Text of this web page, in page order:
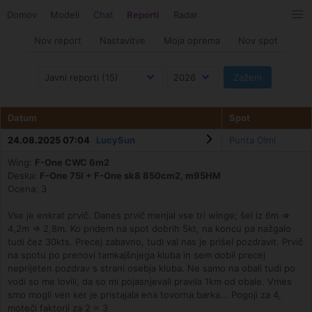
Domov Modeli Chat Reporti Radar
Nov report Nastavitve Moja oprema Nov spot
Datum
Spot
24.08.2025 07:04 LucySun
Punta Olmi
Wing: F-One CWC 6m2
Deska: F-One 75l + F-One sk8 850cm2, m95HM
Ocena: 3
Vse je enkrat prvič. Danes prvič menjal vse tri winge; šel iz 6m =>
4,2m => 2,8m. Ko pridem na spot dobrih 5kt, na koncu pa nažgalo
tudi čez 30kts. Precej zabavno, tudi val nas je prišel pozdravit. Prvič
na spotu po prenovi tamkajšnjega kluba in sem dobil precej
neprijeten pozdrav s strani osebja kluba. Ne samo na obali tudi po
vodi so me lovili, da so mi pojasnjevali pravila 1km od obale. Vmes
smo mogli ven ker je pristajala ena tovorna barka... Pogoji za 4,
moteči faktorji za 2 = 3